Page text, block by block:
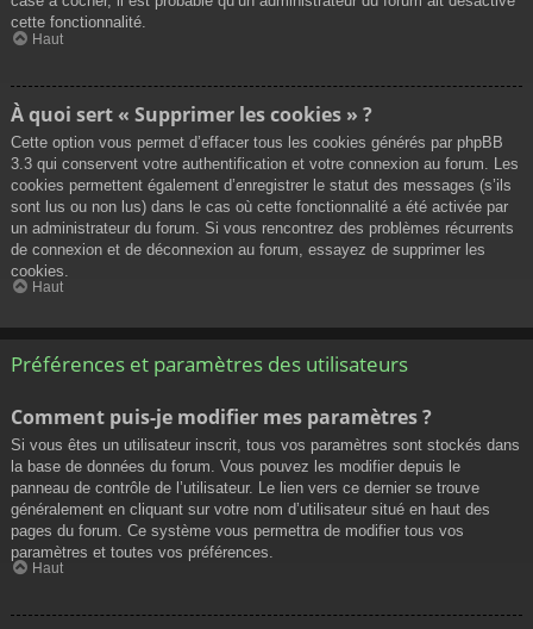
cette fonctionnalité.
Haut
À quoi sert « Supprimer les cookies » ?
Cette option vous permet d’effacer tous les cookies générés par phpBB
3.3 qui conservent votre authentification et votre connexion au forum. Les
cookies permettent également d’enregistrer le statut des messages (s’ils
sont lus ou non lus) dans le cas où cette fonctionnalité a été activée par
un administrateur du forum. Si vous rencontrez des problèmes récurrents
de connexion et de déconnexion au forum, essayez de supprimer les
cookies.
Haut
Préférences et paramètres des utilisateurs
Comment puis-je modifier mes paramètres ?
Si vous êtes un utilisateur inscrit, tous vos paramètres sont stockés dans
la base de données du forum. Vous pouvez les modifier depuis le
panneau de contrôle de l’utilisateur. Le lien vers ce dernier se trouve
généralement en cliquant sur votre nom d’utilisateur situé en haut des
pages du forum. Ce système vous permettra de modifier tous vos
paramètres et toutes vos préférences.
Haut